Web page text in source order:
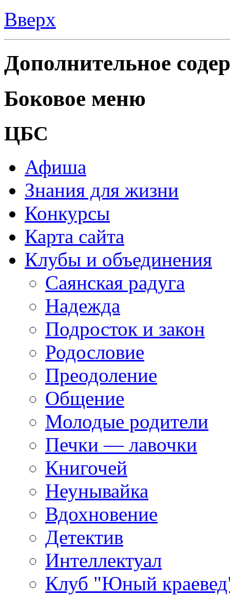
Вверх
Дополнительное
Боковое меню
ЦБС
Афиша
Знания для жизни
Конкурсы
Карта сайта
Клубы и объединения
Саянская радуга
Надежда
Подросток и закон
Родословие
Преодоление
Общение
Молодые родители
Печки — лавочки
Книгочей
Неунывайка
Вдохновение
Детектив
Интеллектуал
Клуб "Юный